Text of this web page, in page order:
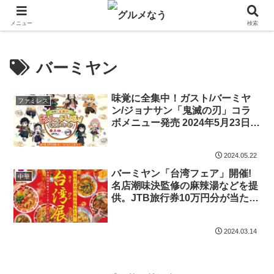
飲食店キャンペーン・食品飲料お菓子新発売のグルメニュース。
バーミヤン
ファミレス
味覚に全集中！ガスト/バーミヤ
ン/ジョナサン「鬼滅の刃」コラ
ボメニュー発売 2024年5月23日
2024.05.22
中華
バーミヤン「台湾フェア」開催!
名店潮味決監修の麻辣湯などを提
供。JTB旅行券10万円分が当たる
2024.03.14
メニュー 検索